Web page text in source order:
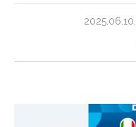
2025.06.10.